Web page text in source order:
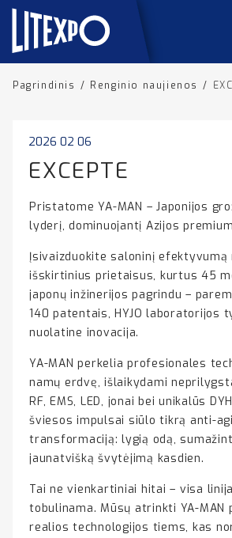
Pagrindinis / Renginio naujienos /
2026 02 06
EXCEPTE
Pristatome YA-MAN – Japonijos
lyderį, dominuojantį Azijos
Įsivaizduokite saloninį efektyvumą
išskirtinius prietaisus, kurtus 45
japonų inžinerijos pagrindu –
140 patentais, HYJO laboratorijos
nuolatine inovacija.
YA-MAN perkelia profesionales
namų erdvę, išlaikydami
RF, EMS, LED, jonai bei unikalūs
šviesos impulsai siūlo tikrą anti-
transformaciją: lygią odą,
jaunatvišką švytėjimą kasdien.
Tai ne vienkartiniai hitai – visa
tobulinama. Mūsų atrinkti YA-MAN
realios technologijos tiems, kas